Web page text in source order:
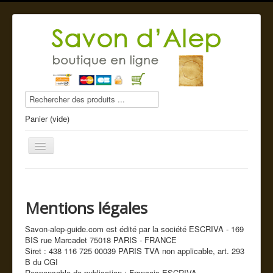
Panier (vide)
Savon d'Alep
Produits beauté
Compléments alimentaires
Mentions légales
Savon-alep-guide.com est édité par la société ESCRIVA - 169
BIS rue Marcadet 75018 PARIS - FRANCE
Siret : 438 116 725 00039 PARIS TVA non applicable, art. 293
B du CGI